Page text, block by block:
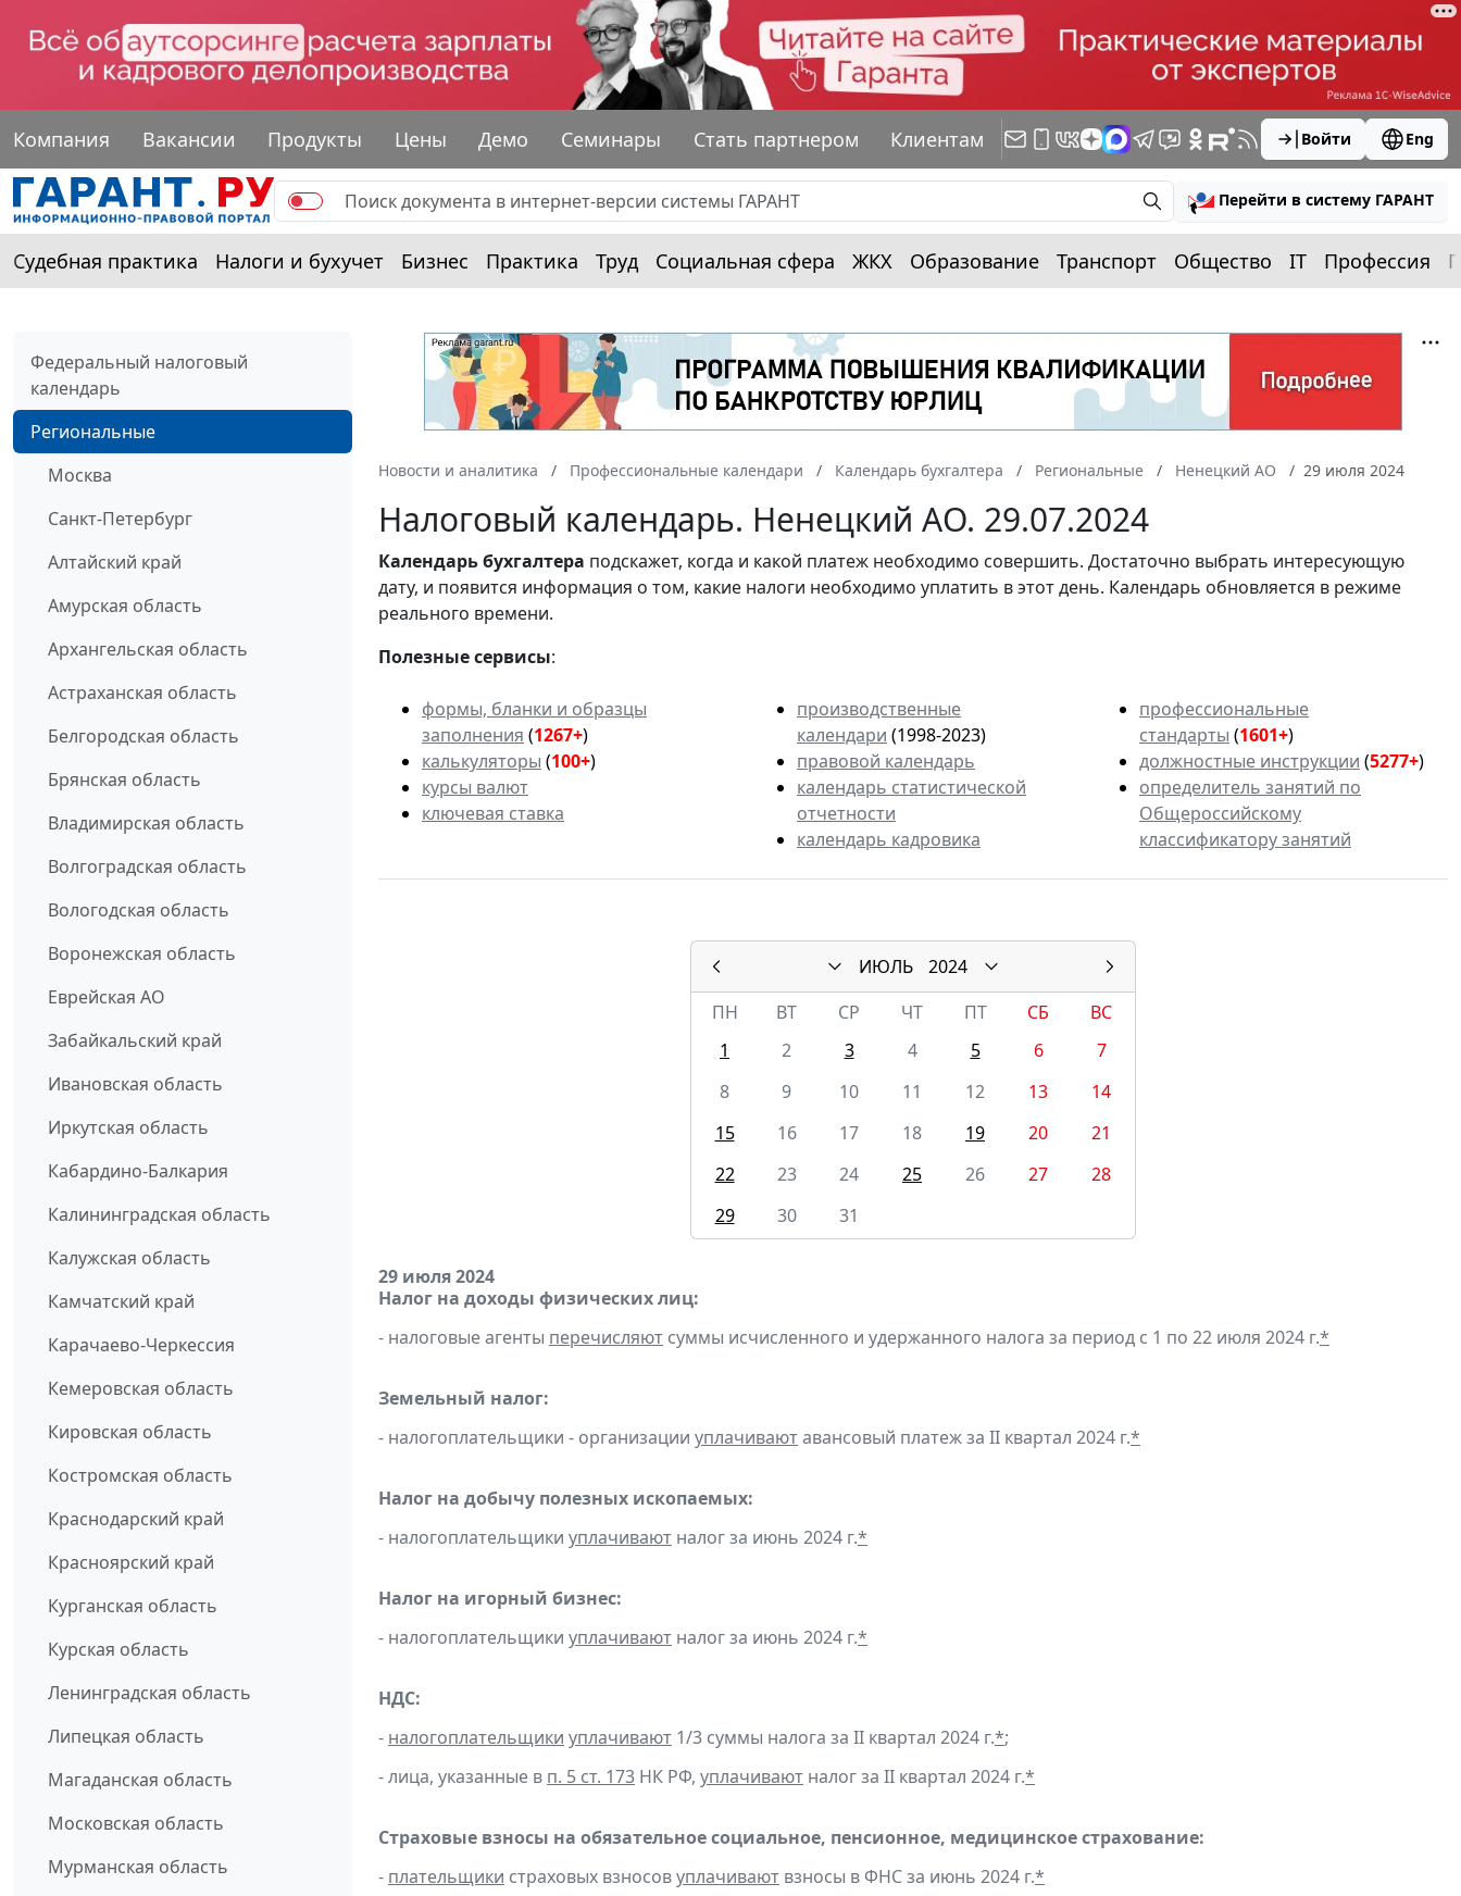
Компания Вакансии Продукты Цены Демо Семинары Стать партнером Клиентам Войти Eng
Перейти в систему ГАРАНТ
Судебная практика Налоги и бухучет Бизнес Практика Труд Социальная сфера ЖКХ Образование Транспорт Общество IT Профессия
Федеральный налоговый
календарь
Региональные
Москва
Санкт-Петербург
Алтайский край
Амурская область
Архангельская область
Астраханская область
Белгородская область
Брянская область
Владимирская область
Волгоградская область
Вологодская область
Воронежская область
Еврейская АО
Забайкальский край
Ивановская область
Иркутская область
Кабардино-Балкария
Калининградская область
Калужская область
Камчатский край
Карачаево-Черкессия
Кемеровская область
Кировская область
Костромская область
Краснодарский край
Красноярский край
Курганская область
Курская область
Ленинградская область
Липецкая область
Магаданская область
Московская область
Мурманская область
Новости и аналитика Профессиональные календари Календарь бухгалтера Региональные Ненецкий АО 29 июля 2024
Налоговый календарь. Ненецкий АО. 29.07.2024
Календарьбухгалтера подскажет, когда и какой платеж необходимо совершить. Достаточно выбрать интересующую
дату, и появится информация о том, какие налоги необходимо уплатить в этот день. Календарь обновляется в режиме
реального времени.
Полезные сервисы:
формы, бланки и образцы
заполнения (1267+)
калькуляторы (100+)
курсы валют
ключевая ставка
производственные
календари (1998-2023)
правовой календарь
календарь статистической
отчетности
календарь кадровика
профессиональные
стандарты (1601+)
должностные инструкции (5277+)
определитель занятий по
Общероссийскому
классификатору занятий
ИЮЛЬ
2024
ПН
ВТ СР ЧТ ПТ СБ
ВС
1
2 3 4 5 6
7
8
9 10 11 12 13
14
15
16 17 18 19 20
21
22
23 24 25 26 27
28
29
30 31
29 июля 2024
Налог на доходы физических лиц:
- налоговые агенты перечисляют суммы исчисленного и удержанного налога за период с 1 по 22 июля 2024 г.*
Земельный налог:
- налогоплательщики - организации уплачиваютавансовый платеж за II квартал 2024 г.*
Налог на добычу полезных ископаемых:
- налогоплательщики уплачивают налог за июнь 2024 г.*
Налог на игорный бизнес:
- налогоплательщики уплачивают налог за июнь 2024 г.*
НДС:
- налогоплательщики уплачивают 1/3 суммы налога за II квартал 2024 г.*;
- лица, указанные в п. 5 ст. 173 НК РФ, уплачивают налог за II квартал 2024 г.*
Страховые взносы на обязательное социальное, пенсионное, медицинское страхование:
- плательщики страховых взносовуплачивают взносы в ФНС за июнь 2024 г.*